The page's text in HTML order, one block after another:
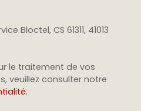
Bloctel, CS 61311, 41013
le traitement de vos
veuillez consulter notre
.